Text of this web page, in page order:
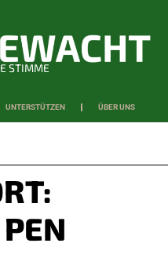
STIMME
UNTERSTÜTZEN ÜBER UNS